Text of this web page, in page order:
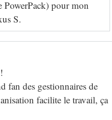
PowerPack) pour mon
S.
fan des gestionnaires de
facilite le travail, ça